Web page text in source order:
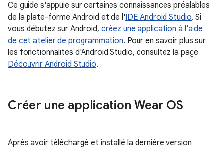
Ce guide s'appuie sur certaines connaissances préalables
de la plate-forme Android et de l'IDE Android Studio. Si
vous débutez sur Android, créez une application à l'aide
de cet atelier de programmation. Pour en savoir plus sur
les fonctionnalités d'Android Studio, consultez la page
Découvrir Android Studio.
Créer une application Wear OS
Après avoir téléchargé et installé la dernière version